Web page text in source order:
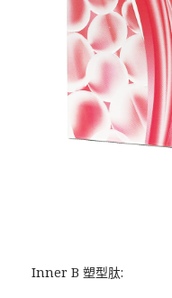
Inner B 塑型肽: